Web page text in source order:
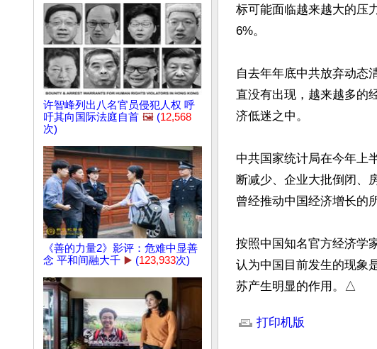
许智峰列出八名官员侵犯人权 呼
吁其向国际法庭自首 🖼️ (12,568
次)
《善的力量2》影评：危难中显善
念 平和间融大千 ▶️ (123,933次)
标可能面临越来越大的压
6%。
自去年年底中共放弃动态
直没有出现，越来越多的
济低迷之中。
中共国家统计局在今年上
断减少、企业大批倒闭、
曾经推动中国经济增长的
按照中国知名官方经济学
认为中国目前发生的现象
苏产生明显的作用。△
打印机版